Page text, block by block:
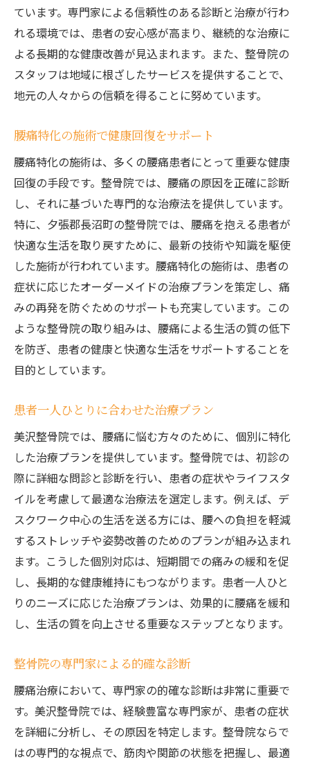
整骨院での検査と診断の流れ
痛みの根本原因を追求する重要性
腰痛の早期発見・治療のメリット
整骨院の診断で明らかになる改善ポイント
腰痛のタイプ別に合わせた診断法
腰痛治療の新常識！整骨院でのアプローチを探
整骨院での最新治療技術の紹介
腰痛に対する新しい治療方法の検証
整骨院での非侵襲的治療の利点
整骨院の治療法を選ぶ際の注意点
整体術と現代医療の統合的アプローチ
整骨院での治療後のフォローアップ
長沼町で信頼できる整骨院を選ぶためのポイン
ト
整骨院選びで重視すべき基準とは
口コミと評判から見た整骨院の選び方
施術内容と治療方針の確認方法
整骨院の設備と技術水準のチェック
初回相談で確認すべきポイント
長沼町の整骨院での実際の治療体験談
整骨院で腰痛を克服するための効果的な治療法
腰痛改善に効果的なマッサージ技術
正しい姿勢と動作を学ぶ姿勢指導
整骨院での運動療法とその効果
痛みを和らげるための温熱療法
電気治療とその腰痛治療への応用
長沼町の整骨院で腰痛を和らげるためのサポー
ト
整骨院でのカウンセリングとケアプラン
腰痛改善を支えるサポートスタッフの役割
家庭でのセルフケア指導とサポート
ています。専門家による信頼性のある診断と治療が行わ
れる環境では、患者の安心感が高まり、継続的な治療に
よる長期的な健康改善が見込まれます。また、整骨院の
スタッフは地域に根ざしたサービスを提供することで、
地元の人々からの信頼を得ることに努めています。
腰痛特化の施術で健康回復をサポート
腰痛特化の施術は、多くの腰痛患者にとって重要な健康
回復の手段です。整骨院では、腰痛の原因を正確に診断
し、それに基づいた専門的な治療法を提供しています。
特に、夕張郡長沼町の整骨院では、腰痛を抱える患者が
快適な生活を取り戻すために、最新の技術や知識を駆使
した施術が行われています。腰痛特化の施術は、患者の
症状に応じたオーダーメイドの治療プランを策定し、痛
みの再発を防ぐためのサポートも充実しています。この
ような整骨院の取り組みは、腰痛による生活の質の低下
を防ぎ、患者の健康と快適な生活をサポートすることを
目的としています。
患者一人ひとりに合わせた治療プラン
美沢整骨院では、腰痛に悩む方々のために、個別に特化
した治療プランを提供しています。整骨院では、初診の
際に詳細な問診と診断を行い、患者の症状やライフスタ
イルを考慮して最適な治療法を選定します。例えば、デ
スクワーク中心の生活を送る方には、腰への負担を軽減
するストレッチや姿勢改善のためのプランが組み込まれ
ます。こうした個別対応は、短期間での痛みの緩和を促
し、長期的な健康維持にもつながります。患者一人ひと
りのニーズに応じた治療プランは、効果的に腰痛を緩和
し、生活の質を向上させる重要なステップとなります。
整骨院の専門家による的確な診断
腰痛治療において、専門家の的確な診断は非常に重要で
す。美沢整骨院では、経験豊富な専門家が、患者の症状
を詳細に分析し、その原因を特定します。整骨院ならで
はの専門的な視点で、筋肉や関節の状態を把握し、最適